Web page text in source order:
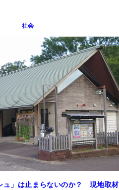
社会
ュ」は止まらないのか？ 現地取材